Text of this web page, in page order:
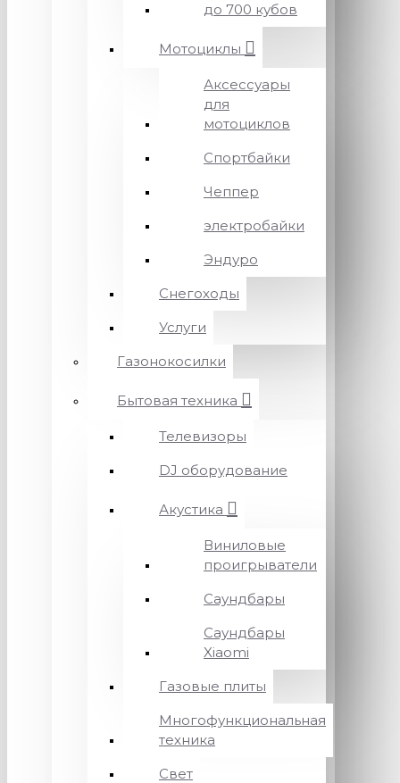
до 700 кубов
Мотоциклы
Аксессуары
для
мотоциклов
Спортбайки
Чеппер
электробайки
Эндуро
Снегоходы
Услуги
Газонокосилки
Бытовая техника
Телевизоры
DJ оборудование
Акустика
Виниловые
проигрыватели
Саундбары
Саундбары
Xiaomi
Газовые плиты
Многофункциональная
техника
Свет